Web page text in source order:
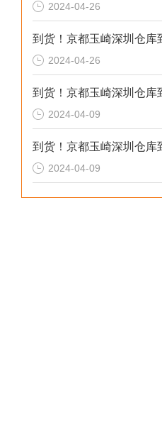
2024-04-26
2024-04-26
2024-04-09
2024-04-09